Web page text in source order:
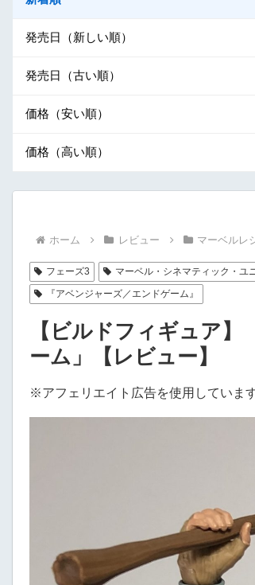
発売日（新しい順）
発売日（古い順）
価格（安い順）
価格（高い順）
ホーム レビュー マーベルレ
フェーズ3 マーベル・シネマティック・ユ
『アベンジャーズ／エンドゲーム』
【ビルドフィギュア
ーム」【レビュー】
※アフェリエイト広告を使用していま